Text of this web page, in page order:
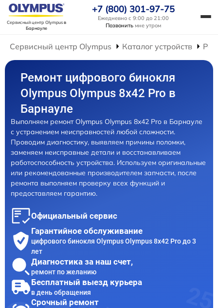
Сервисный центр Olympusв
Барнауле
+7 (800) 301-97-75
Ежедневно с 9:00 до 21:00
Позвонить мне утром
Сервисный центр Olympus Каталог устройств
Ремонт цифрового бинокля
Olympus Olympus 8x42 Pro в
Барнауле
Выполняем ремонт Olympus Olympus 8x42 Pro в Барнауле
с устранением неисправностей любой сложности.
Проводим диагностику, выявляем причины поломки,
заменяем неисправные детали и восстанавливаем
работоспособность устройства. Используем оригинальные
или рекомендованные производителем запчасти, после
ремонта выполняем проверку всех функций и
предоставляем гарантию.
Официальный сервис
Гарантийное обслуживание
цифрового бинокля Olympus Olympus 8x42 Pro до 3
лет
Диагностика за наш счет,
ремонт по желанию
Бесплатный выезд курьера
в день обращения
Срочный ремонт